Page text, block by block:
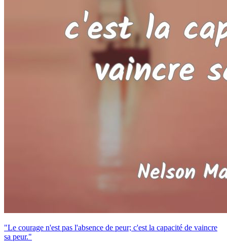
"Le courage n'est pas l'absence de peur; c'est la capacité de vaincre
sa peur."